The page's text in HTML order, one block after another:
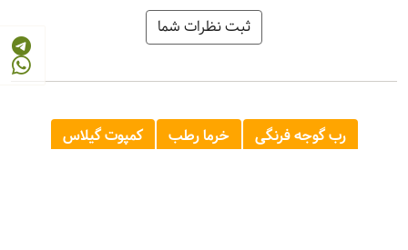
رب گوجه فرنگی خرما رطب
کمپوت گیلاس